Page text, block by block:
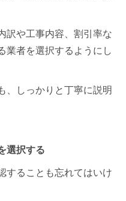
訳や工事内容、割引率な
業者を選択するようにし
、しっかりと丁寧に説明
選択する
することも忘れてはいけ